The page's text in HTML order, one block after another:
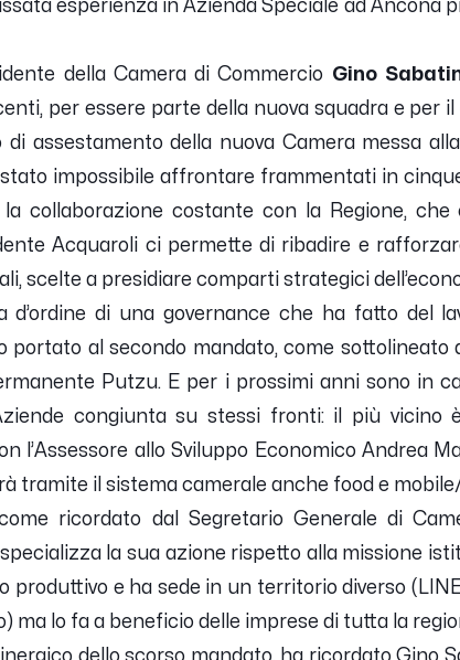
esperienza in Azienda Speciale ad Ancona
della Camera di Commercio Gino
per essere parte della nuova squadra e per
assestamento della nuova Camera messa
impossibile affrontare frammentati in
collaborazione costante con la Regione,
Acquaroli ci permette di ribadire e
scelte a presidiare comparti strategici
d’ordine di una governance che ha fatto del
al secondo mandato, come sottolineato
Putzu. E per i prossimi anni sono in
congiunta su stessi fronti: il più vicino
l’Assessore allo Sviluppo Economico Andrea
tramite il sistema camerale anche food e
ricordato dal Segretario Generale di
la sua azione rispetto alla missione
produttivo e ha sede in un territorio diverso
ma lo fa a beneficio delle imprese di tutta la
dello scorso mandato, ha ricordato Gino